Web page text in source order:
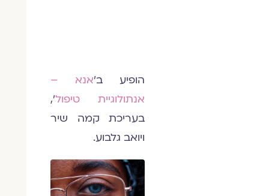
הופיע ב'אנא –
אנתולוגיית טיפול',
בעריכת קמה שיר
ויואב גלבוע.